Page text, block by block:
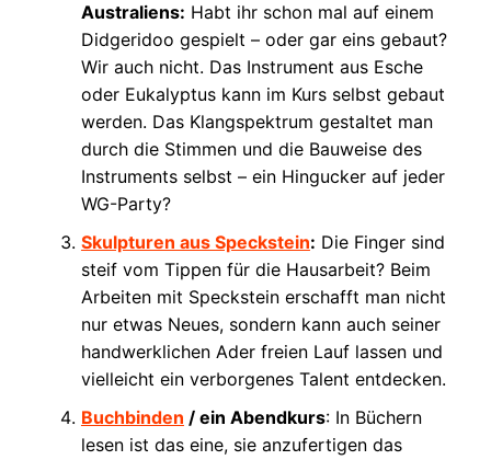
Australiens: Habt ihr schon mal auf einem
Didgeridoo gespielt – oder gar eins gebaut?
Wir auch nicht. Das Instrument aus Esche
oder Eukalyptus kann im Kurs selbst gebaut
werden. Das Klangspektrum gestaltet man
durch die Stimmen und die Bauweise des
Instruments selbst – ein Hingucker auf jeder
WG-Party?
Skulpturen aus Speckstein: Die Finger sind
steif vom Tippen für die Hausarbeit? Beim
Arbeiten mit Speckstein erschafft man nicht
nur etwas Neues, sondern kann auch seiner
handwerklichen Ader freien Lauf lassen und
vielleicht ein verborgenes Talent entdecken.
Buchbinden / ein Abendkurs: In Büchern
lesen ist das eine, sie anzufertigen das